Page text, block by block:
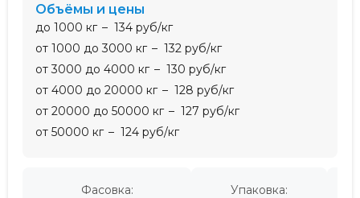
Фасовка:
Упаковка:
Объёмы и цены
до 1000 кг
134 руб/кг
от 1000 до 3000 кг
132 руб/кг
от 3000 до 4000 кг
130 руб/кг
от 4000 до 20000 кг
128 руб/кг
от 20000 до 50000 кг
127 руб/кг
от 50000 кг
124 руб/кг